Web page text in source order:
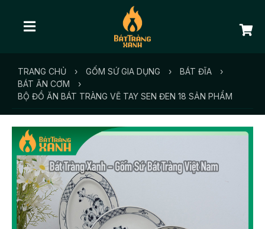
TRANG CHỦ › GỐM SỨ GIA DỤNG › BÁT ĐĨA
›
BÁT ĂN CƠM
›
BỘ ĐỒ ĂN BÁT TRÀNG VẼ TAY SEN ĐEN 18 SẢN PHẨM